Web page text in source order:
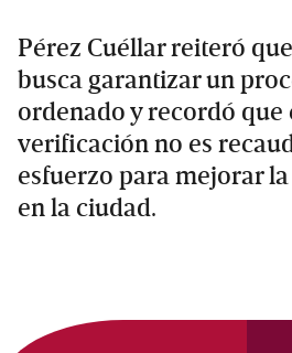
Pérez Cuéllar reiteró
busca garantizar un
ordenado y recordó que
verificación no es
esfuerzo para mejorar
en la ciudad.
Primary
Sidebar